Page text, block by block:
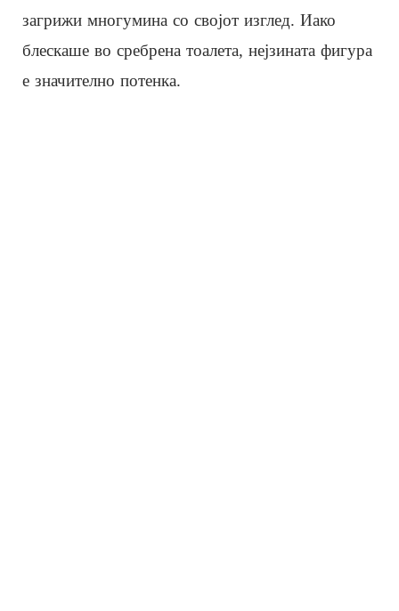
загрижи многумина со својот изглед. Иако
блескаше во сребрена тоалета, нејзината фигура
е значително потенка.